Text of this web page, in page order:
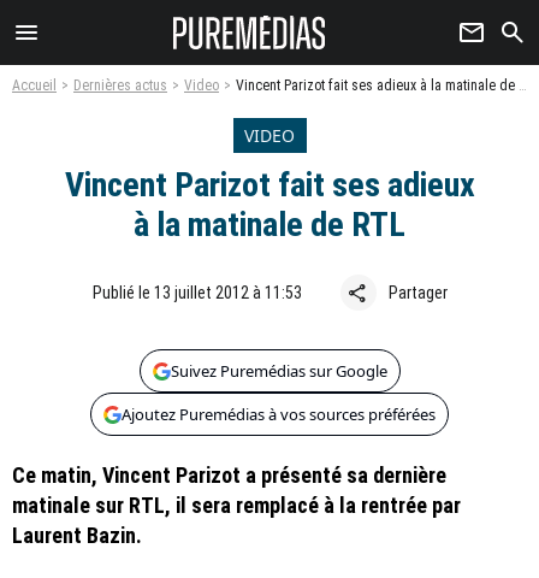
menu newsletter search
Accueil Dernières actus Video Vincent Parizot fait ses adieux à la matinale de RTL
VIDEO
Vincent Parizot fait ses adieux
à la matinale de RTL
Publié le 13 juillet 2012 à 11:53 share Partager
Suivez Puremédias sur Google
Ajoutez Puremédias à vos sources préférées
Ce matin, Vincent Parizot a présenté sa dernière
matinale sur RTL, il sera remplacé à la rentrée par
Laurent Bazin.